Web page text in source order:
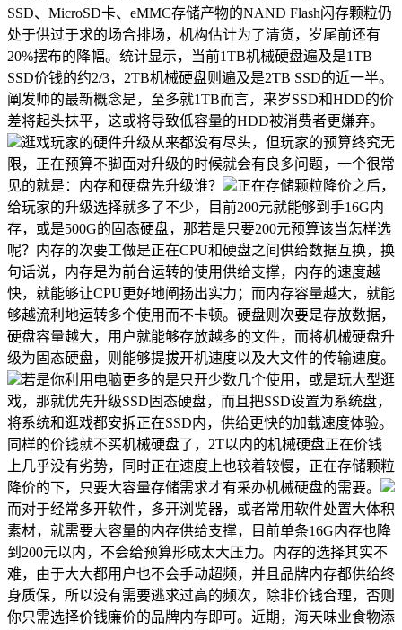
SSD、MicroSD卡、eMMC存储产物的NAND Flash闪存颗粒仍
处于供过于求的场合排场，机构估计为了清货，岁尾前还有
20%摆布的降幅。统计显示，当前1TB机械硬盘遍及是1TB
SSD价钱的约2/3，2TB机械硬盘则遍及是2TB SSD的近一半。
阐发师的最新概念是，至多就1TB而言，来岁SSD和HDD的价
差将起头抹平，这或将导致低容量的HDD被消费者更嫌弃。
逛戏玩家的硬件升级从来都没有尽头，但玩家的预算终究无
限，正在预算不脚面对升级的时候就会有良多问题，一个很常
见的就是：内存和硬盘先升级谁？
正在存储颗粒降价之后，
给玩家的升级选择就多了不少，目前200元就能够到手16G内
存，或是500G的固态硬盘，那若是只要200元预算该当怎样选
呢？内存的次要工做是正在CPU和硬盘之间供给数据互换，换
句话说，内存是为前台运转的使用供给支撑，内存的速度越
快，就能够让CPU更好地阐扬出实力；而内存容量越大，就能
够越流利地运转多个使用而不卡顿。硬盘则次要是存放数据，
硬盘容量越大，用户就能够存放越多的文件，而将机械硬盘升
级为固态硬盘，则能够提拔开机速度以及大文件的传输速度。
若是你利用电脑更多的是只开少数几个使用，或是玩大型逛
戏，那就优先升级SSD固态硬盘，而且把SSD设置为系统盘，
将系统和逛戏都安拆正在SSD内，供给更快的加载速度体验。
同样的价钱就不买机械硬盘了，2T以内的机械硬盘正在价钱
上几乎没有劣势，同时正在速度上也较着较慢，正在存储颗粒
降价的下，只要大容量存储需求才有采办机械硬盘的需要。
而对于经常多开软件，多开浏览器，或者常用软件处置大体积
素材，就需要大容量的内存供给支撑，目前单条16G内存也降
到200元以内，不会给预算形成太大压力。内存的选择其实不
难，由于大大都用户也不会手动超频，并且品牌内存都供给终
身质保，所以没有需要逃求过高的频次，除非价钱合理，否则
你只需选择价钱廉价的品牌内存即可。近期，海天味业食物添